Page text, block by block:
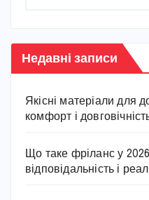
Недавні записи
Якісні матеріали для
комфорт і
Що таке фріланс у
відповідальність і